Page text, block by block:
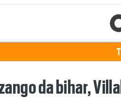
da bihar,